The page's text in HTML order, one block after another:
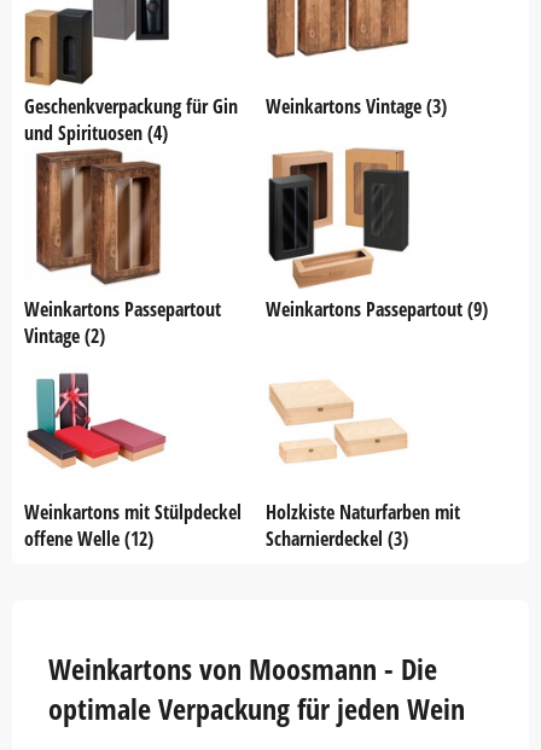
Geschenkverpackung für Gin
und Spirituosen (4)
Weinkartons Vintage (3)
Weinkartons Passepartout
Vintage (2)
Weinkartons Passepartout (9)
Weinkartons mit Stülpdeckel
offene Welle (12)
Holzkiste Naturfarben mit
Scharnierdeckel (3)
Weinkartons von Moosmann - Die
optimale Verpackung für jeden Wein